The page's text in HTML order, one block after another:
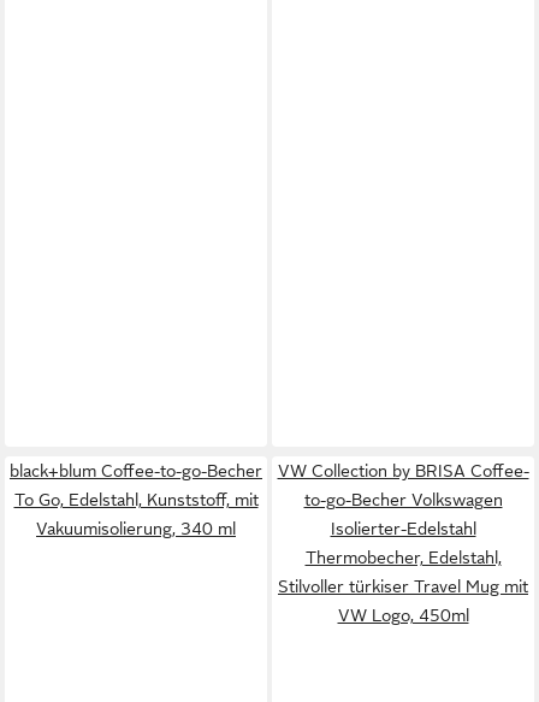
black+blum Coffee-to-go-Becher
To Go, Edelstahl, Kunststoff, mit
Vakuumisolierung, 340 ml
VW Collection by BRISA Coffee-
to-go-Becher Volkswagen
Isolierter-Edelstahl
Thermobecher, Edelstahl,
Stilvoller türkiser Travel Mug mit
VW Logo, 450ml